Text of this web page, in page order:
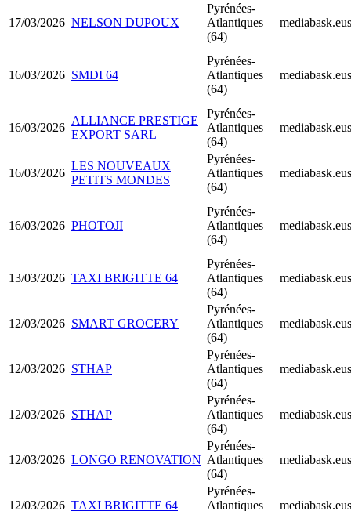
17/03/2026 NELSON DUPOUX
Pyrénées-
Atlantiques
(64)
mediabask.eus
16/03/2026 SMDI 64
Pyrénées-
Atlantiques
(64)
mediabask.eus
16/03/2026
ALLIANCE PRESTIGE
EXPORT SARL
Pyrénées-
Atlantiques
(64)
mediabask.eus
16/03/2026
LES NOUVEAUX
PETITS MONDES
Pyrénées-
Atlantiques
(64)
mediabask.eus
16/03/2026 PHOTOJI
Pyrénées-
Atlantiques
(64)
mediabask.eus
13/03/2026 TAXI BRIGITTE 64
Pyrénées-
Atlantiques
(64)
mediabask.eus
12/03/2026 SMART GROCERY
Pyrénées-
Atlantiques
(64)
mediabask.eus
12/03/2026 STHAP
Pyrénées-
Atlantiques
(64)
mediabask.eus
12/03/2026 STHAP
Pyrénées-
Atlantiques
(64)
mediabask.eus
12/03/2026 LONGO RENOVATION
Pyrénées-
Atlantiques
(64)
mediabask.eus
12/03/2026 TAXI BRIGITTE 64
Pyrénées-
Atlantiques
mediabask.eus